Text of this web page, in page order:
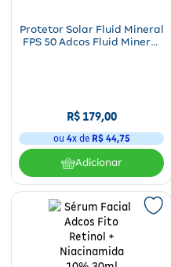
Protetor Solar Fluid Mineral
FPS 50 Adcos Fluid Mineral
R$179,00
ou 4x de R$ 44,75
Adicionar